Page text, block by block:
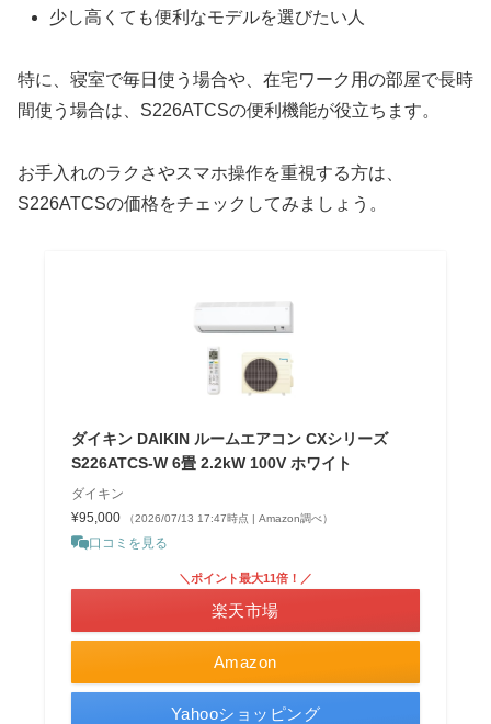
少し高くても便利なモデルを選びたい人
特に、寝室で毎日使う場合や、在宅ワーク用の部屋で長時
間使う場合は、S226ATCSの便利機能が役立ちます。
お手入れのラクさやスマホ操作を重視する方は、
S226ATCSの価格をチェックしてみましょう。
ダイキン DAIKIN ルームエアコン CXシリーズ
S226ATCS-W 6畳 2.2kW 100V ホワイト
ダイキン
¥95,000
（2026/07/13 17:47時点 | Amazon調べ）
口コミを見る
Amazon
＼ポイント最大11倍！／
楽天市場
Yahooショッピング